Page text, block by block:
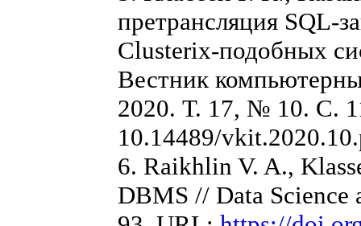
претрансляция SQL-
Clusterix-подобных
Вестник
2020. Т. 17, № 10. С.
10.14489/
6. Raikhlin V. A.,
DBMS // Data Science